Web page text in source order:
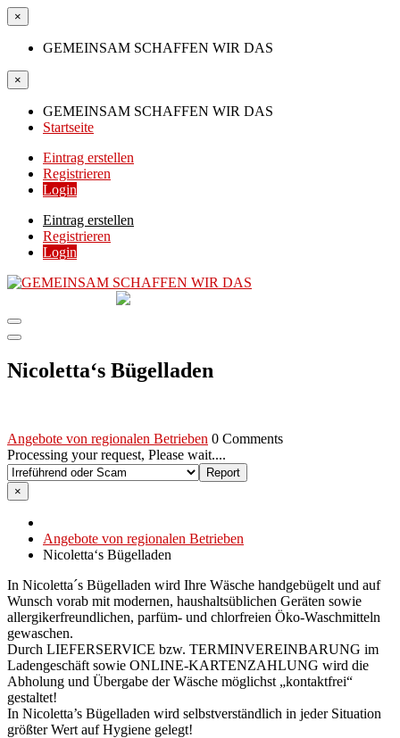
×
GEMEINSAM SCHAFFEN WIR DAS
×
GEMEINSAM SCHAFFEN WIR DAS
Startseite
Eintrag erstellen
Registrieren
Login
Eintrag erstellen
Registrieren
Login
Nicoletta‘s Bügelladen
Angebote von regionalen Betrieben 0 Comments
Processing your request, Please wait....
×
Angebote von regionalen Betrieben
Nicoletta‘s Bügelladen
In Nicoletta´s Bügelladen wird Ihre Wäsche handgebügelt und auf
Wunsch vorab mit modernen, haushaltsüblichen Geräten sowie
allergikerfreundlichen, parfüm- und chlorfreien Öko-Waschmitteln
gewaschen.
Durch LIEFERSERVICE bzw. TERMINVEREINBARUNG im
Ladengeschäft sowie ONLINE-KARTENZAHLUNG wird die
Abholung und Übergabe der Wäsche möglichst „kontaktfrei“
gestaltet!
In Nicoletta’s Bügelladen wird selbstverständlich in jeder Situation
größter Wert auf Hygiene gelegt!